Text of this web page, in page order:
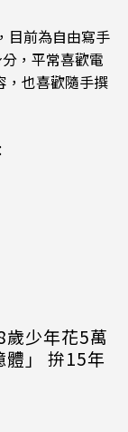
目前為自由寫手
，平常喜歡電
，也喜歡隨手撰
少年花5萬
體」 拚15年